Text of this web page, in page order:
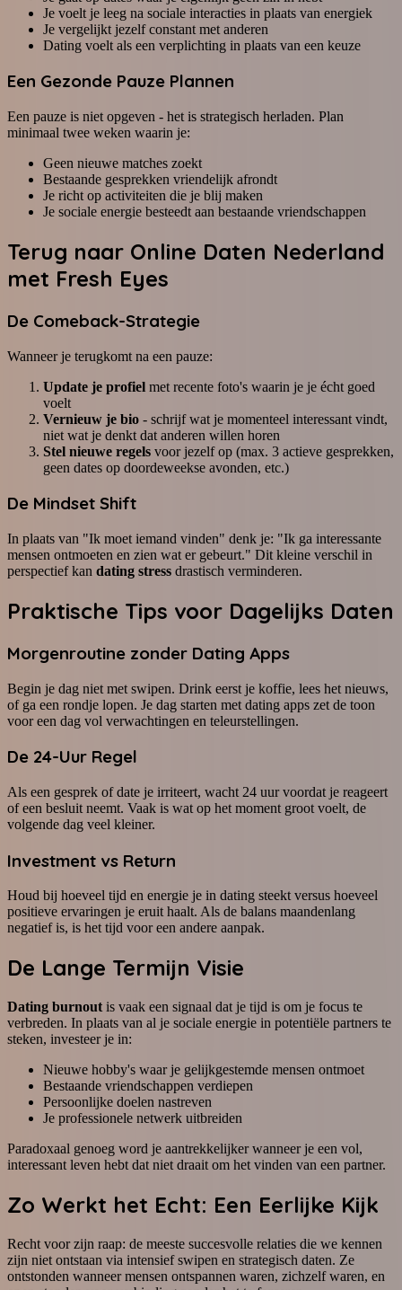
Je voelt je leeg na sociale interacties in plaats van energiek
Je vergelijkt jezelf constant met anderen
Dating voelt als een verplichting in plaats van een keuze
Een Gezonde Pauze Plannen
Een pauze is niet opgeven - het is strategisch herladen. Plan
minimaal twee weken waarin je:
Geen nieuwe matches zoekt
Bestaande gesprekken vriendelijk afrondt
Je richt op activiteiten die je blij maken
Je sociale energie besteedt aan bestaande vriendschappen
Terug naar Online Daten Nederland
met Fresh Eyes
De Comeback-Strategie
Wanneer je terugkomt na een pauze:
Update je profiel met recente foto's waarin je je écht goed
voelt
Vernieuw je bio - schrijf wat je momenteel interessant vindt,
niet wat je denkt dat anderen willen horen
Stel nieuwe regels voor jezelf op (max. 3 actieve gesprekken,
geen dates op doordeweekse avonden, etc.)
De Mindset Shift
In plaats van "Ik moet iemand vinden" denk je: "Ik ga interessante
mensen ontmoeten en zien wat er gebeurt." Dit kleine verschil in
perspectief kan dating stress drastisch verminderen.
Praktische Tips voor Dagelijks Daten
Morgenroutine zonder Dating Apps
Begin je dag niet met swipen. Drink eerst je koffie, lees het nieuws,
of ga een rondje lopen. Je dag starten met dating apps zet de toon
voor een dag vol verwachtingen en teleurstellingen.
De 24-Uur Regel
Als een gesprek of date je irriteert, wacht 24 uur voordat je reageert
of een besluit neemt. Vaak is wat op het moment groot voelt, de
volgende dag veel kleiner.
Investment vs Return
Houd bij hoeveel tijd en energie je in dating steekt versus hoeveel
positieve ervaringen je eruit haalt. Als de balans maandenlang
negatief is, is het tijd voor een andere aanpak.
De Lange Termijn Visie
Dating burnout is vaak een signaal dat je tijd is om je focus te
verbreden. In plaats van al je sociale energie in potentiële partners te
steken, investeer je in:
Nieuwe hobby's waar je gelijkgestemde mensen ontmoet
Bestaande vriendschappen verdiepen
Persoonlijke doelen nastreven
Je professionele netwerk uitbreiden
Paradoxaal genoeg word je aantrekkelijker wanneer je een vol,
interessant leven hebt dat niet draait om het vinden van een partner.
Zo Werkt het Echt: Een Eerlijke Kijk
Recht voor zijn raap: de meeste succesvolle relaties die we kennen
zijn niet ontstaan via intensief swipen en strategisch daten. Ze
ontstonden wanneer mensen ontspannen waren, zichzelf waren, en